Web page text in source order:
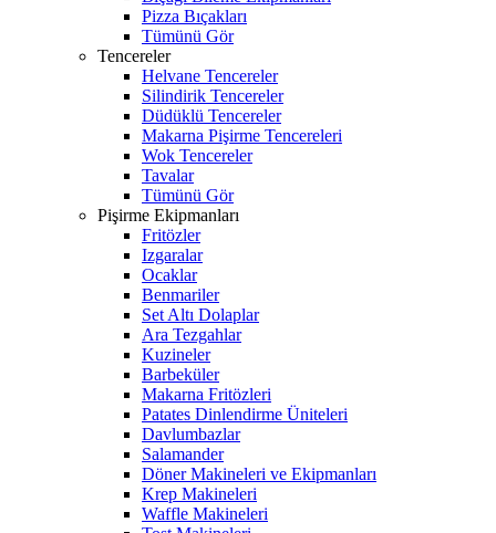
Pizza Bıçakları
Tümünü Gör
Tencereler
Helvane Tencereler
Silindirik Tencereler
Düdüklü Tencereler
Makarna Pişirme Tencereleri
Wok Tencereler
Tavalar
Tümünü Gör
Pişirme Ekipmanları
Fritözler
Izgaralar
Ocaklar
Benmariler
Set Altı Dolaplar
Ara Tezgahlar
Kuzineler
Barbeküler
Makarna Fritözleri
Patates Dinlendirme Üniteleri
Davlumbazlar
Salamander
Döner Makineleri ve Ekipmanları
Krep Makineleri
Waffle Makineleri